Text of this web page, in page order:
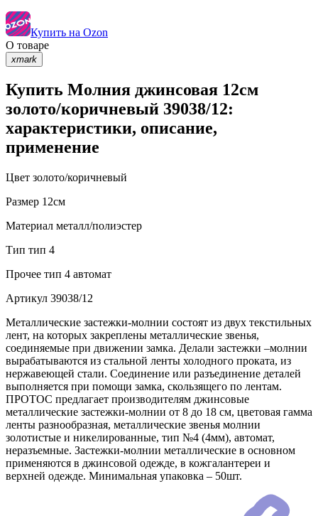
Купить на Ozon
О товаре
xmark
Купить Молния джинсовая 12см
золото/коричневый 39038/12:
характеристики, описание,
применение
Цвет золото/коричневый
Размер 12см
Материал металл/полиэстер
Тип тип 4
Прочее тип 4 автомат
Артикул 39038/12
Металлические застежки-молнии состоят из двух текстильных
лент, на которых закреплены металлические звенья,
соединяемые при движении замка. Делали застежки –молнии
вырабатываются из стальной ленты холодного проката, из
нержавеющей стали. Соединение или разъединение деталей
выполняется при помощи замка, скользящего по лентам.
ПРОТОС предлагает производителям джинсовые
металлические застежки-молнии от 8 до 18 см, цветовая гамма
ленты разнообразная, металлические звенья молнии
золотистые и никелированные, тип №4 (4мм), автомат,
неразъемные. Застежки-молнии металлические в основном
применяются в джинсовой одежде, в кожгалантереи и
верхней одежде. Минимальная упаковка – 50шт.